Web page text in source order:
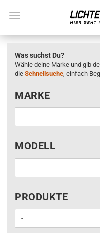
Was suchst Du?
Wähle deine Marke und gib
die Schnellsuche, einfach
MARKE
MARKE
MODELL
MODELL
PRODUKTE
PRODUKTE